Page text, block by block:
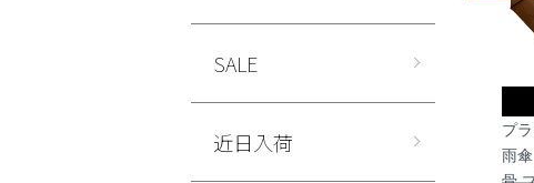
プ
雨
SALE
近日入荷